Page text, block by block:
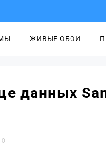
ЖИВЫЕ ОБОИ
данных
0